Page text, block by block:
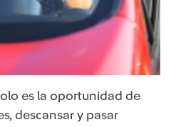
es la oportunidad de
descansar y pasar